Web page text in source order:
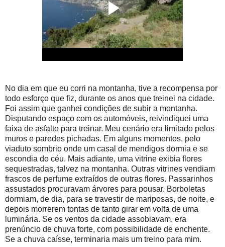
No dia em que eu corri na montanha, tive a recompensa por
todo esforço que fiz, durante os anos que treinei na cidade.
Foi assim que ganhei condições de subir a montanha.
Disputando espaço com os automóveis, reivindiquei uma
faixa de asfalto para treinar. Meu cenário era limitado pelos
muros e paredes pichadas. Em alguns momentos, pelo
viaduto sombrio onde um casal de mendigos dormia e se
escondia do céu. Mais adiante, uma vitrine exibia flores
sequestradas, talvez na montanha. Outras vitrines vendiam
frascos de perfume extraídos de outras flores. Passarinhos
assustados procuravam árvores para pousar. Borboletas
dormiam, de dia, para se travestir de mariposas, de noite, e
depois morrerem tontas de tanto girar em volta de uma
luminária. Se os ventos da cidade assobiavam, era
prenúncio de chuva forte, com possibilidade de enchente.
Se a chuva caísse, terminaria mais um treino para mim.